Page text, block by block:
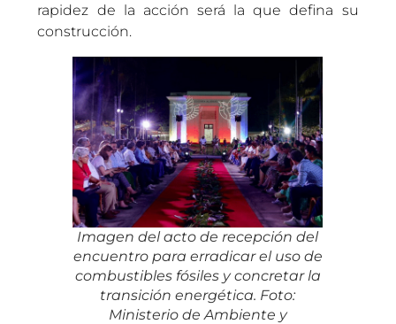
rapidez de la acción será la que defina su
construcción.
Imagen del acto de recepción del
encuentro para erradicar el uso de
combustibles fósiles y concretar la
transición energética. Foto:
Ministerio de Ambiente y